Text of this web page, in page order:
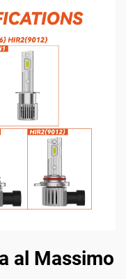
al Massimo